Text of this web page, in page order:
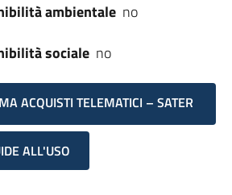
ambientale no
sociale no
ACQUISTI TELEMATICI – SATER
ALL'USO